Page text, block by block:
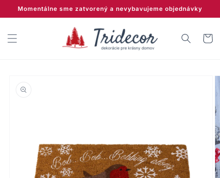
na
obsah
Momentálne sme zatvorený a nevybavujeme objednávky
Košík
o produkte